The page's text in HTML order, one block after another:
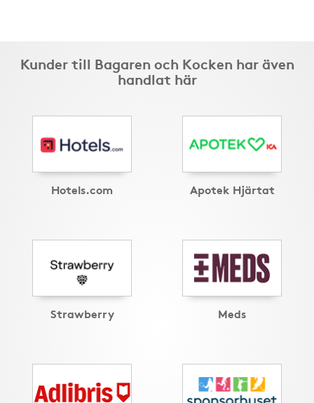
Kunder till Bagaren och Kocken har även
handlat här
Hotels.com Apotek Hjärtat
Strawberry Meds